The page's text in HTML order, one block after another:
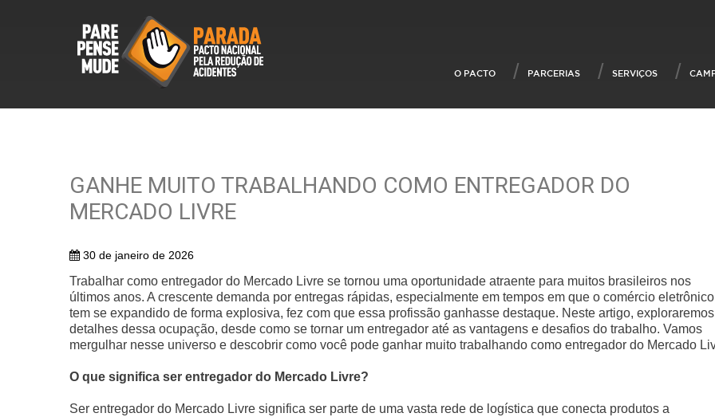
O PACTO PARCERIAS SERVIÇOS
GANHE MUITO TRABALHANDO COMO ENTREGADOR DO
MERCADO LIVRE
30 de janeiro de 2026
Trabalhar como entregador do Mercado Livre se tornou uma oportunidade atraente para muitos brasileiros nos
últimos anos. A crescente demanda por entregas rápidas, especialmente em tempos em que o comércio eletrônico
tem se expandido de forma explosiva, fez com que essa profissão ganhasse destaque. Neste artigo,
detalhes dessa ocupação, desde como se tornar um entregador até as vantagens e desafios do trabalho. Vamos
mergulhar nesse universo e descobrir como você pode ganhar muito trabalhando como entregador do Mercado
O que significa ser entregador do Mercado Livre?
Ser entregador do Mercado Livre significa ser parte de uma vasta rede de logística que conecta produtos a